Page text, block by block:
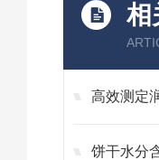
相
高效测定
饼干水分